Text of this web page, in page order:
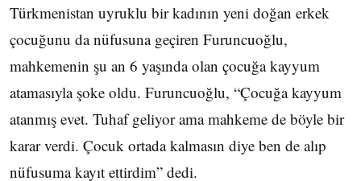
Türkmenistan uyruklu bir kadının yeni doğan erkek
çocuğunu da nüfusuna geçiren Furuncuoğlu,
mahkemenin şu an 6 yaşında olan çocuğa kayyum
atamasıyla şoke oldu. Furuncuoğlu, “Çocuğa kayyum
atanmış evet. Tuhaf geliyor ama mahkeme de böyle bir
karar verdi. Çocuk ortada kalmasın diye ben de alıp
nüfusuma kayıt ettirdim” dedi.